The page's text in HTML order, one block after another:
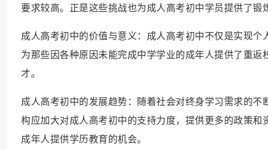
要求较高。正是这些挑战也为成人高考初中学员提供了锻
成人高考初中的价值与意义：成人高考初中不仅是实现
为那些因各种原因未能完成中学学业的成年人提供了重
才。
成人高考初中的发展趋势：随着社会对终身学习需求的
构应加大对成人高考初中的支持力度，提供更多的政策
成年人提供学历教育的机会。